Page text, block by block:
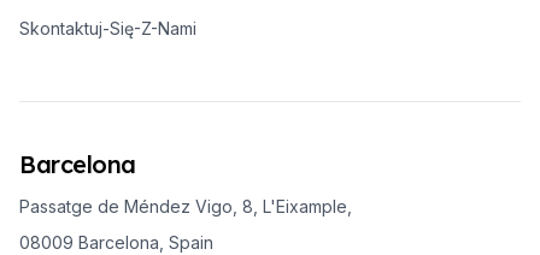
Skontaktuj-Się-Z-Nami
Barcelona
Passatge de Méndez Vigo, 8, L'Eixample,
08009 Barcelona, Spain